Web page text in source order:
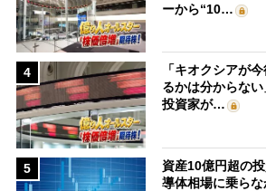
ーから“10…
4
「キオクシアが
るかは分からな
投資家が…
5
資産10億円超の
導体相場に乗ら